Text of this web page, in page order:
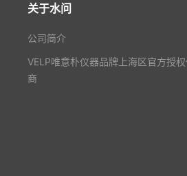
关于水问
公司简介
VELP唯意朴仪器品牌上海区官方授
商